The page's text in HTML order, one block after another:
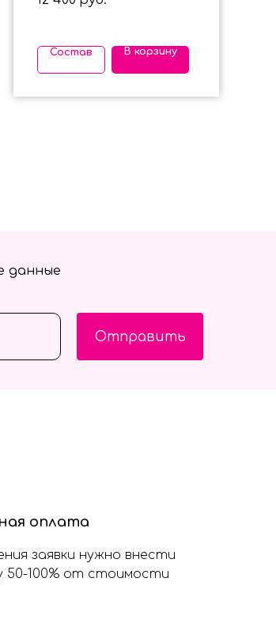
Состав В корзину
Отправить
данные
оплата
заявки нужно внести
50-100% от стоимости